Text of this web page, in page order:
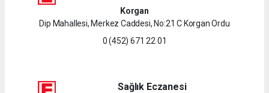
Korgan
Dip Mahallesi, Merkez Caddesi, No:21 C Korgan Ordu
0 (452) 671 22 01
Sağlık Eczanesi